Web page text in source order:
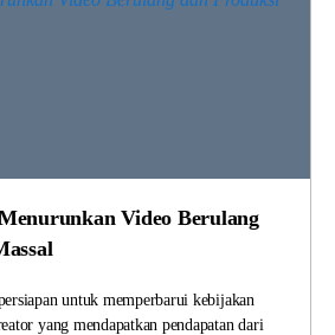
Video Berulang
untuk memperbarui kebijakan
yang mendapatkan pendapatan dari